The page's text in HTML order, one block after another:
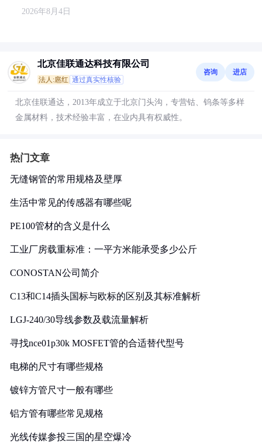
2026年8月4日
北京佳联通达科技有限公司
法人:扈红 通过真实性核验
咨询 进店
北京佳联通达，2013年成立于北京门头沟，专营钴、钨条等多样
金属材料，技术经验丰富，在业内具有权威性。
热门文章
无缝钢管的常用规格及壁厚
生活中常见的传感器有哪些呢
PE100管材的含义是什么
工业厂房载重标准：一平方米能承受多少公斤
CONOSTAN公司简介
C13和C14插头国标与欧标的区别及其标准解析
LGJ-240/30导线参数及载流量解析
寻找nce01p30k MOSFET管的合适替代型号
电梯的尺寸有哪些规格
镀锌方管尺寸一般有哪些
铝方管有哪些常见规格
光线传媒参投三国的星空爆冷